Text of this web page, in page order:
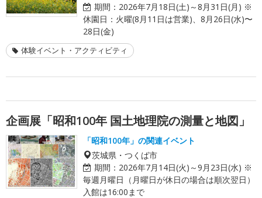
期間： 2026年7月18日(土)～8月31日(月) ※
休園日：火曜(8月11日は営業)、8月26日(水)〜
28日(金)
体験イベント・アクティビティ
企画展「昭和100年 国土地理院の測量と地図」
「昭和100年」の関連イベント
茨城県・つくば市
期間： 2026年7月14日(火)～9月23日(水) ※
毎週月曜日（月曜日が休日の場合は順次翌日）
入館は16:00まで